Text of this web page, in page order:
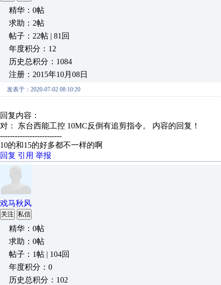
精华：0帖
求助：2帖
帖子：22帖 | 81回
年度积分：12
历史总积分：1084
注册：2015年10月08日
发表于：2020-07-02 08:10:20
回复内容：
对： 东台西能工控 10MC反倒有追剪指令。 内容的回复！
-------------------------
10的和15的好多都不一样的啊
回复 引用 举报
戏马秋风
关注 私信
精华：0帖
求助：0帖
帖子：1帖 | 104回
年度积分：0
历史总积分：102